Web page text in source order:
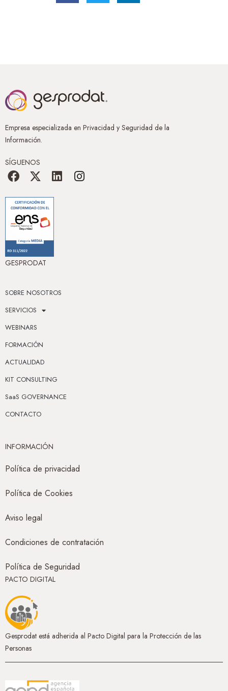
Empresa especializada en Privacidad y Seguridad de la
Información.
SÍGUENOS
GESPRODAT
SOBRE NOSOTROS
SERVICIOS
WEBINARS
FORMACIÓN
ACTUALIDAD
KIT CONSULTING
SaaS GOVERNANCE
CONTACTO
INFORMACIÓN
Política de privacidad
Política de Cookies
Aviso legal
Condiciones de contratación
Política de Seguridad
PACTO DIGITAL
Gesprodat está adherida al Pacto Digital para la Protección de las
Personas